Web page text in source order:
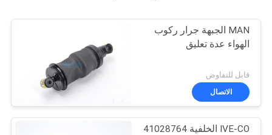
MAN الجبهة جرار ركوب
الهواء عدة تعليق
قابل للتفاوض
الاتصال
IVE-CO الخلفية 41028764